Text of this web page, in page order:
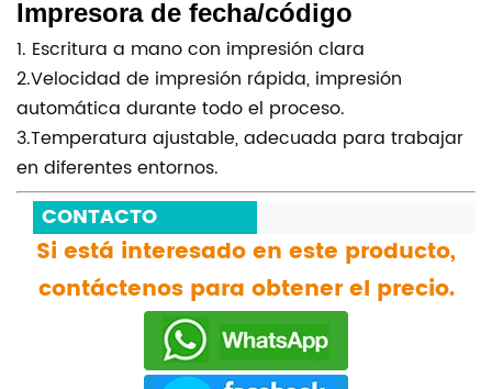
Impresora de fecha/código
1. Escritura a mano con impresión clara
2.Velocidad de impresión rápida, impresión
automática durante todo el proceso.
3.Temperatura ajustable, adecuada para trabajar
en diferentes entornos.
CONTACTO
Si está interesado en este producto,
contáctenos para obtener el precio.